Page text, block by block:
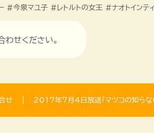
今泉マユ子 #レトルトの女王 #ナオトインテ
わせください。
せ 2017年7月4日放送「マツコの知らな